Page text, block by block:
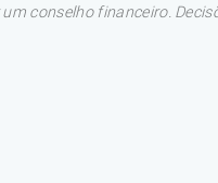
conselho financeiro.